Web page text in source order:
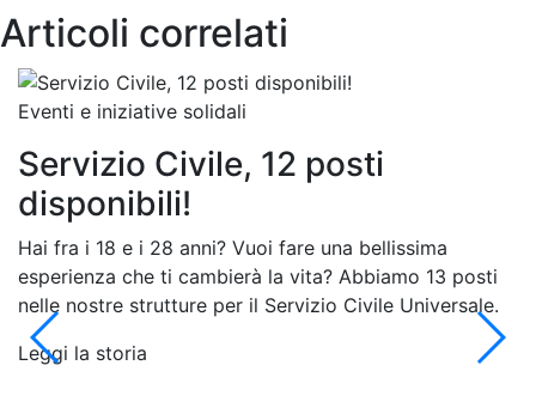
Articoli correlati
Eventi e iniziative solidali
Servizio Civile, 12 posti
disponibili!
Hai fra i 18 e i 28 anni? Vuoi fare una bellissima
esperienza che ti cambierà la vita? Abbiamo 13 posti
nelle nostre strutture per il Servizio Civile Universale.
Leggi la storia